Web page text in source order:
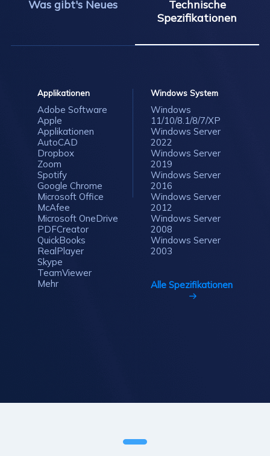
Was gibt's Neues
Technische
Spezifikationen
Applikationen
Adobe Software
Apple
Applikationen
AutoCAD
Dropbox
Zoom
Spotify
Google Chrome
Microsoft Office
McAfee
Microsoft OneDrive
PDFCreator
QuickBooks
RealPlayer
Skype
TeamViewer
Mehr
Windows System
Windows
11/10/8.1/8/7/XP
Windows Server
2022
Windows Server
2019
Windows Server
2016
Windows Server
2012
Windows Server
2008
Windows Server
2003
Alle Spezifikationen